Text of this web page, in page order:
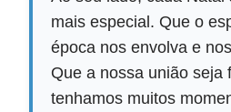
mais especial. Que o
época nos envolva e
Que a nossa união seja
tenhamos muitos